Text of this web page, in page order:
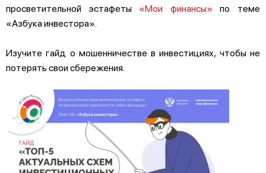
просветительной эстафеты «Мои финансы» по теме
«Азбука инвестора».
Изучите гайд о мошенничестве в инвестициях, чтобы не
потерять свои сбережения.